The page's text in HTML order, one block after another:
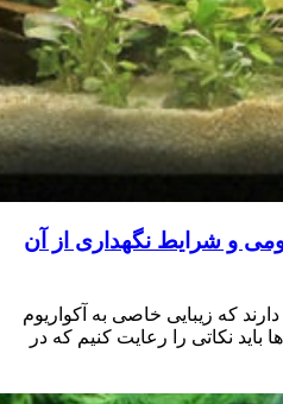
و شرایط نگهداری از آن
که زیبایی خاصی به آکواریوم
باید نکاتی را رعایت کنیم که در